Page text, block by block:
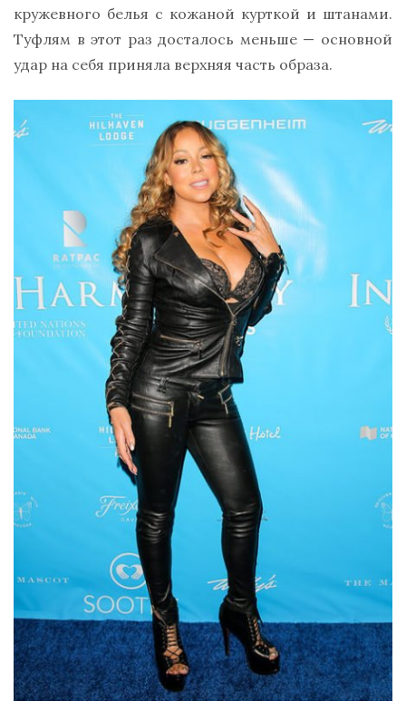
кружевного белья с кожаной курткой и штанами.
Туфлям в этот раз досталось меньше — основной
удар на себя приняла верхняя часть образа.